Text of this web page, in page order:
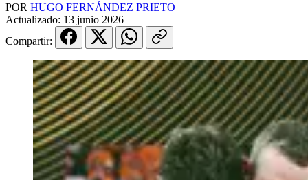
POR HUGO FERNÁNDEZ PRIETO
Actualizado: 13 junio 2026
Compartir: